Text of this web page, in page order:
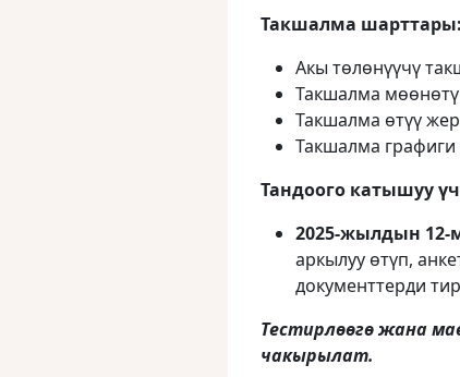
Такшалма шарттары:
Акы төлөнүүчү
Такшалма
Такшалма өтүү
Такшалма графиги
Тандоого катышуу
2025-жылдын 12-
аркылуу өтүп,
документтерди
Тестирлөөгө жана
чакырылат.